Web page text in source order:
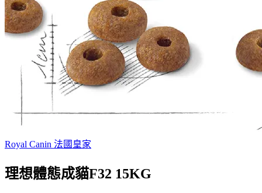
Royal Canin 法國皇家
理想體態成貓F32 15KG